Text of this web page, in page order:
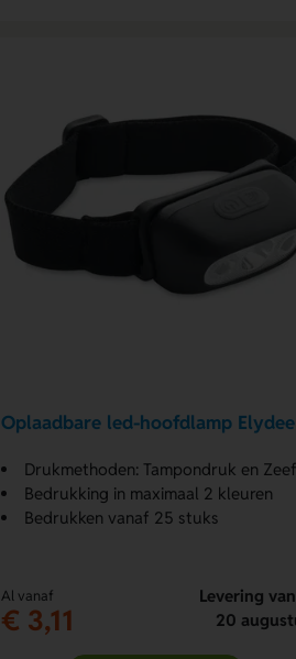
Oplaadbare led-hoofdlamp Elydee
Drukmethoden: Tampondruk en Zeefdruk
Bedrukking in maximaal 2 kleuren
Bedrukken vanaf 25 stuks
Al vanaf
€ 3,11
Levering
20